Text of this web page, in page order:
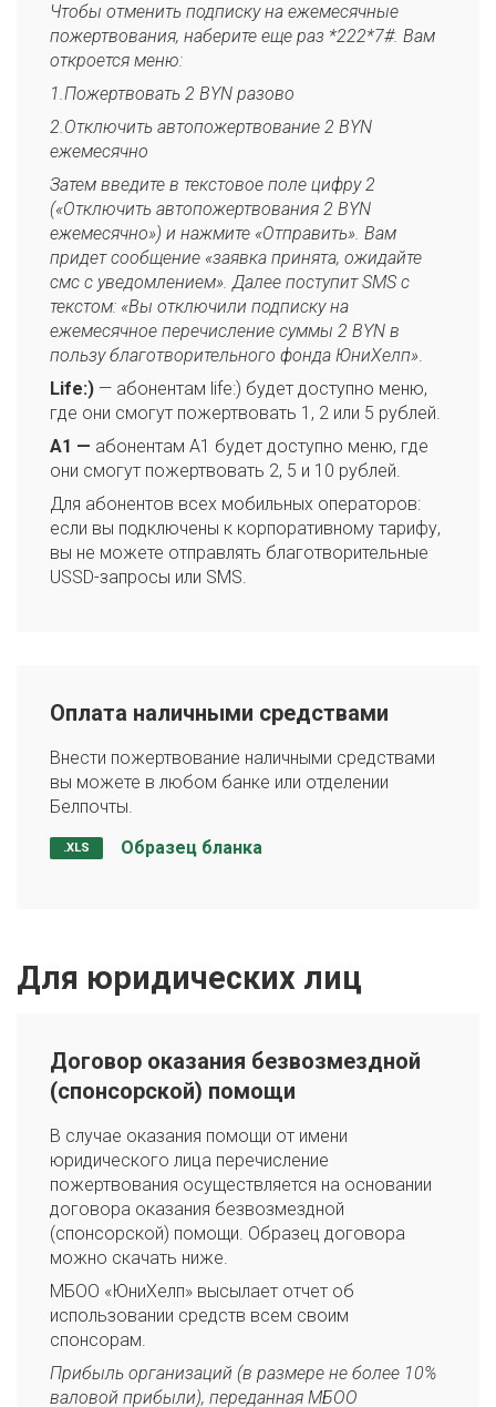
Чтобы отменить подписку на ежемесячные
пожертвования, наберите еще раз *222*7#. Вам
откроется меню:
1.Пожертвовать 2 BYN разово
2.Отключить автопожертвование 2 BYN
ежемесячно
Затем введите в текстовое поле цифру 2
(«Отключить автопожертвования 2 BYN
ежемесячно») и нажмите «Отправить». Вам
придет сообщение «заявка принята, ожидайте
смс с уведомлением». Далее поступит SMS с
текстом: «Вы отключили подписку на
ежемесячное перечисление суммы 2 BYN в
пользу благотворительного фонда ЮниХелп».
Life:) — абонентам life:) будет доступно меню,
где они смогут пожертвовать 1, 2 или 5 рублей.
A1 — абонентам A1 будет доступно меню, где
они смогут пожертвовать 2, 5 и 10 рублей.
Для абонентов всех мобильных операторов:
если вы подключены к корпоративному тарифу,
вы не можете отправлять благотворительные
USSD-запросы или SMS.
Оплата наличными средствами
Внести пожертвование наличными средствами
вы можете в любом банке или отделении
Белпочты.
Образец бланка
Для юридических лиц
Договор оказания безвозмездной
(спонсорской) помощи
В случае оказания помощи от имени
юридического лица перечисление
пожертвования осуществляется на основании
договора оказания безвозмездной
(спонсорской) помощи. Образец договора
можно скачать ниже.
МБОО «ЮниХелп» высылает отчет об
использовании средств всем своим
спонсорам.
Прибыль организаций (в размере не более 10%
валовой прибыли), переданная МБОО